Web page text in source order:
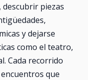
piezas
y dejarse
como el teatro,
Cada recorrido
que